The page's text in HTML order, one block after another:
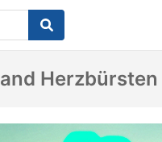
Herzbürsten